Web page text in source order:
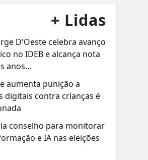
+ Lidas
D'Oeste celebra avanço
no IDEB e alcança nota
anos...
aumenta punição a
digitais contra crianças é
conselho para monitorar
e IA nas eleições